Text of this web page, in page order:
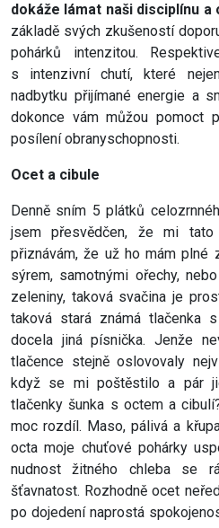
dokáže lámat naši disciplínu
základě svých zkušeností
pohárků intenzitou.
s intenzivní chutí, které
nadbytku přijímané energie a
dokonce vám můžou pomoct
posílení obranyschopnosti.
Ocet a cibule
Denně sním 5 plátků
jsem přesvědčen, že mi tato
přiznávám, že už ho mám
sýrem, samotnými ořechy,
zeleniny, taková svačina je
taková stará známá
docela jiná písnička. Jenže
tlačence stejně oslovovaly
když se mi poštěstilo a pár
tlačenky šunka s octem a
moc rozdíl. Maso, pálivá a
octa moje chuťové pohárky
nudnost žitného chleba se
šťavnatost. Rozhodně ocet
po dojedení naprostá